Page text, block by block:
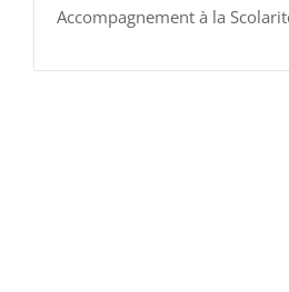
Accompagnement à la